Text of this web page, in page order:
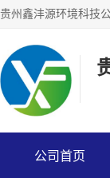
公司首页